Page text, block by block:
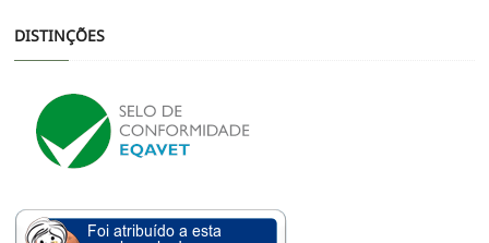
DISTINÇÕES